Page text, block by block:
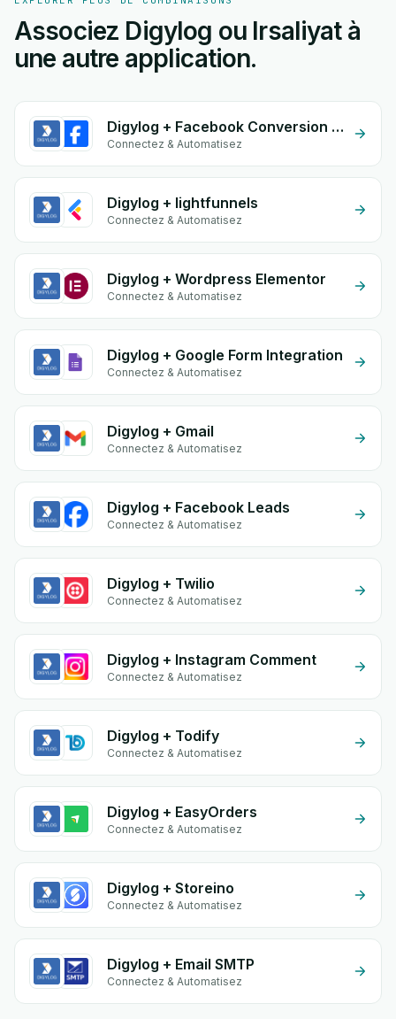
Associez Digylog ou Irsaliyat à
une autre application.
Digylog + Facebook Conversion API (CAPI)
Connectez & Automatisez
Digylog + lightfunnels
Connectez & Automatisez
Digylog + Wordpress Elementor
Connectez & Automatisez
Digylog + Google Form Integration
Connectez & Automatisez
Digylog + Gmail
Connectez & Automatisez
Digylog + Facebook Leads
Connectez & Automatisez
Digylog + Twilio
Connectez & Automatisez
Digylog + Instagram Comment
Connectez & Automatisez
Digylog + Todify
Connectez & Automatisez
Digylog + EasyOrders
Connectez & Automatisez
Digylog + Storeino
Connectez & Automatisez
Digylog + Email SMTP
Connectez & Automatisez